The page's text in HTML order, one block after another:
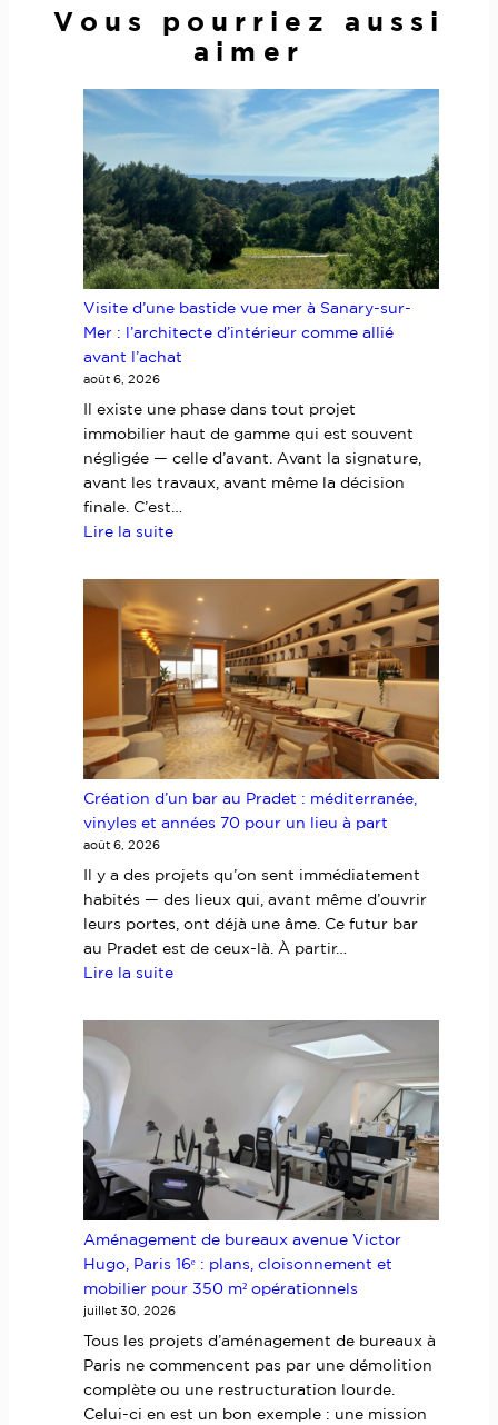
Vous pourriez aussi
aimer
Visite d’une bastide vue mer à Sanary-sur-
Mer : l’architecte d’intérieur comme allié
avant l’achat
août 6, 2026
Il existe une phase dans tout projet
immobilier haut de gamme qui est souvent
négligée — celle d’avant. Avant la signature,
avant les travaux, avant même la décision
finale. C’est…
Lire la suite:
d’une
bastide
vue
mer
à
Sanary-
sur-
Mer
:
l’architecte
d’intérieur
allié
avant
l’achat
Création d’un bar au Pradet : méditerranée,
vinyles et années 70 pour un lieu à part
août 6, 2026
Il y a des projets qu’on sent immédiatement
habités — des lieux qui, avant même d’ouvrir
leurs portes, ont déjà une âme. Ce futur bar
au Pradet est de ceux-là. À partir…
Lire la suite:
d’un
méditerranée,
vinyles
et
années
70
pour
un
lieu
à
part
Aménagement de bureaux avenue Victor
Hugo, Paris 16ᵉ : plans, cloisonnement et
mobilier pour 350 m² opérationnels
juillet 30, 2026
Tous les projets d’aménagement de bureaux à
Paris ne commencent pas par une démolition
complète ou une restructuration lourde.
Celui-ci en est un bon exemple : une mission